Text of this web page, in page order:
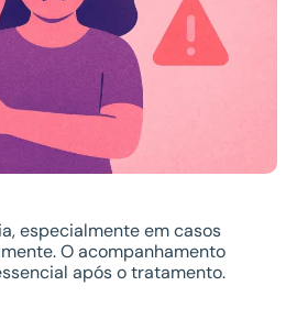
especialmente em casos
O acompanhamento
após o tratamento.